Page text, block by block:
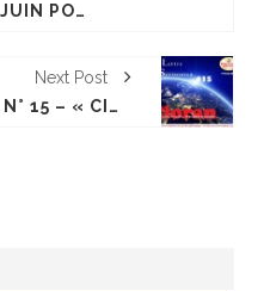
L'APPEL DU 18 JUIN POUR UNE GASTRONOMIE DURABLE ! LA LETTRE N° 13 – « CIORAN DANS LA CUISINE DE LUCULLUS »
Next Post
LA LETTRE N° 15 – « CIORAN DANS LA CUISINE DE LUCULLUS »